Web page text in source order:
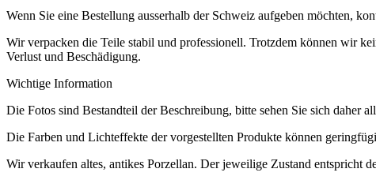
Wenn Sie eine Bestellung ausserhalb der Schweiz aufgeben möchten,
Wir verpacken die Teile stabil und professionell. Trotzdem können wir
Verlust und Beschädigung.
Wichtige Information
Die Fotos sind Bestandteil der Beschreibung, bitte sehen Sie sich daher
Die Farben und Lichteffekte der vorgestellten Produkte können
Wir verkaufen altes, antikes Porzellan. Der jeweilige Zustand entspricht